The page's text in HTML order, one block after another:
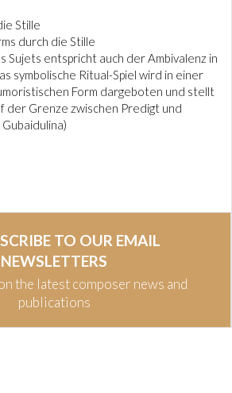
Stille
durch die Stille
Sujets entspricht auch der Ambivalenz in
symbolische Ritual-Spiel wird in einer
Form dargeboten und stellt
der Grenze zwischen Predigt und
TO OUR EMAIL
NEWSLETTERS
the latest composer news and
publications